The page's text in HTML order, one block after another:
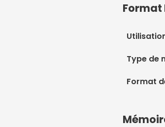
Format
Type de
Format